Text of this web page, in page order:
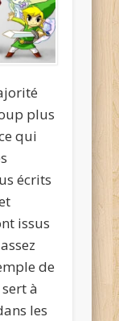
plus
qui
écrits
issus
de
à
les